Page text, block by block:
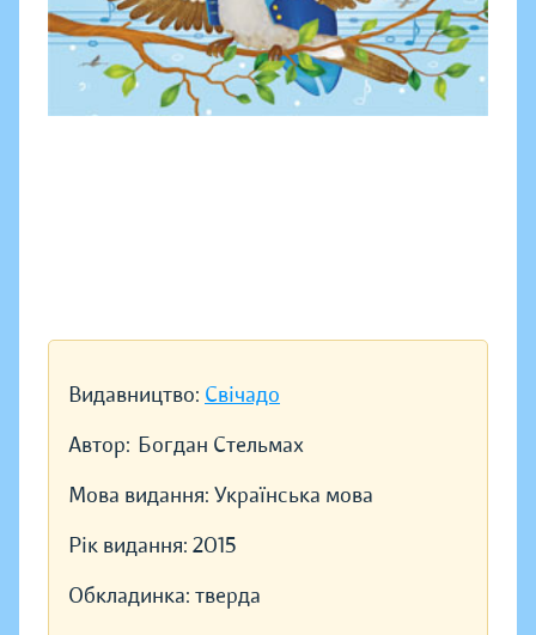
Видавництво: Свічадо
Автор: Богдан Стельмах
Мова видання: Українська мова
Рік видання: 2015
Обкладинка: тверда